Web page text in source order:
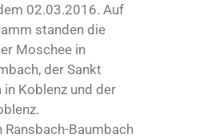
02.03.2016. Auf
standen die
Moschee in
der Sankt
Koblenz und der
Ransbach-Baumbach